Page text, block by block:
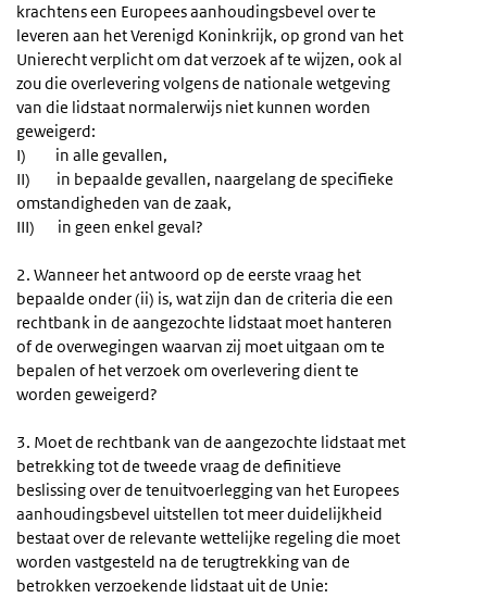
krachtens een Europees aanhoudingsbevel over te
leveren aan het Verenigd Koninkrijk, op grond van het
Unierecht verplicht om dat verzoek af te wijzen, ook al
zou die overlevering volgens de nationale wetgeving
van die lidstaat normalerwijs niet kunnen worden
geweigerd:
I) in alle gevallen,
II) in bepaalde gevallen, naargelang de specifieke
omstandigheden van de zaak,
III) in geen enkel geval?
2. Wanneer het antwoord op de eerste vraag het
bepaalde onder (ii) is, wat zijn dan de criteria die een
rechtbank in de aangezochte lidstaat moet hanteren
of de overwegingen waarvan zij moet uitgaan om te
bepalen of het verzoek om overlevering dient te
worden geweigerd?
3. Moet de rechtbank van de aangezochte lidstaat met
betrekking tot de tweede vraag de definitieve
beslissing over de tenuitvoerlegging van het Europees
aanhoudingsbevel uitstellen tot meer duidelijkheid
bestaat over de relevante wettelijke regeling die moet
worden vastgesteld na de terugtrekking van de
betrokken verzoekende lidstaat uit de Unie: